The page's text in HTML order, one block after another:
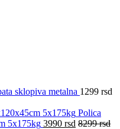
sklopiva metalna 1299 rsd
Polica
5x175kg 3990 rsd 8299rsd